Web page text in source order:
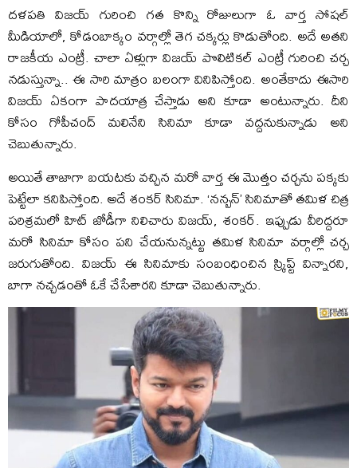
దళపతి విజయ్‌ గురించి గత కొన్ని రోజులుగా ఓ వార్త సోషల్‌
మీడియాలో, కోడంబాక్కం వర్గాల్లో తెగ చక్కర్లు కొడుతోంది. అదే అతని
రాజకీయ ఎంట్రీ. చాలా ఏళ్లుగా విజయ్‌ పొలిటికల్‌ ఎంట్రీ గురించి చర్చ
నడుస్తున్నా.. ఈ సారి మాత్రం బలంగా వినిపిస్తోంది. అంతేకాదు ఈసారి
విజయ్‌ ఏకంగా పాదయాత్ర చేస్తాడు అని కూడా అంటున్నారు. దీని
కోసం గోపీచంద్‌ మలినేని సినిమా కూడా వద్దనుకున్నాడు అని
చెబుతున్నారు.
అయితే తాజాగా బయటకు వచ్చిన మరో వార్త ఈ మొత్తం చర్చను పక్కకు
పెట్టేలా కనిపిస్తోంది. అదే శంకర్‌ సినిమా. ‘నన్బన్‌’ సినిమాతో తమిళ చిత్ర
పరిశ్రమలో హిట్‌ జోడీగా నిలిచారు విజయ్‌, శంకర్‌. ఇప్పుడు వీరిద్దరూ
మరో సినిమా కోసం పని చేయనున్నట్టు తమిళ సినిమా వర్గాల్లో చర్చ
జరుగుతోంది. విజయ్‌ ఈ సినిమాకు సంబంధించిన స్క్రిప్ట్‌ విన్నారని,
బాగా నచ్చడంతో ఓకే చేసేశారని కూడా చెబుతున్నారు.